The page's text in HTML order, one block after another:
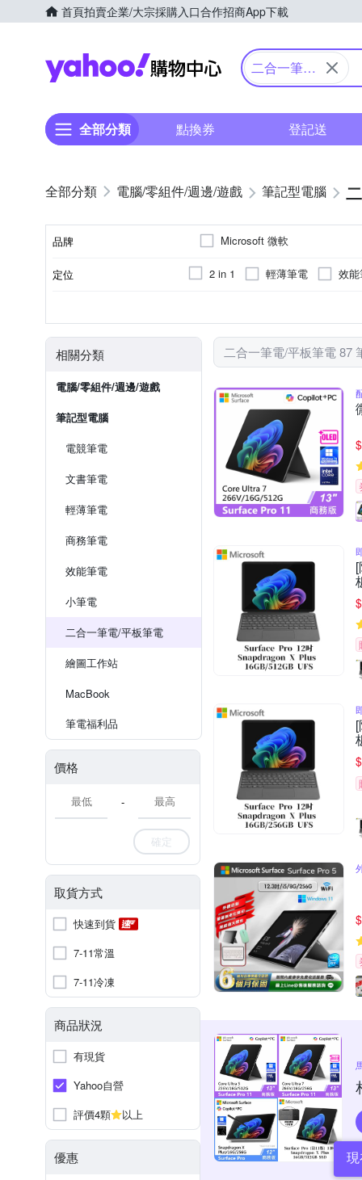
首頁拍賣企業/大宗採購入口合作招商App下載
Yahoo購物中心
二合一筆電/
全部分類
點換券 登記送
電腦/零組件/週邊/遊戲 筆記型電腦
品牌 Microsoft 微軟
定位 2 in 1 輕薄筆電 效
相關分類
電腦/零組件/週邊/遊戲
筆記型電腦
電競筆電
文書筆電
輕薄筆電
商務筆電
效能筆電
小筆電
二合一筆電/平板筆電
繪圖工作站
MacBook
筆電福利品
價格
-
確定
取貨方式
快速到貨
7-11常溫
7-11冷凍
商品狀況
有現貨
Yahoo自營
評價4顆
以上
優惠
二合一筆電/平板筆電 87
$
$
$
$